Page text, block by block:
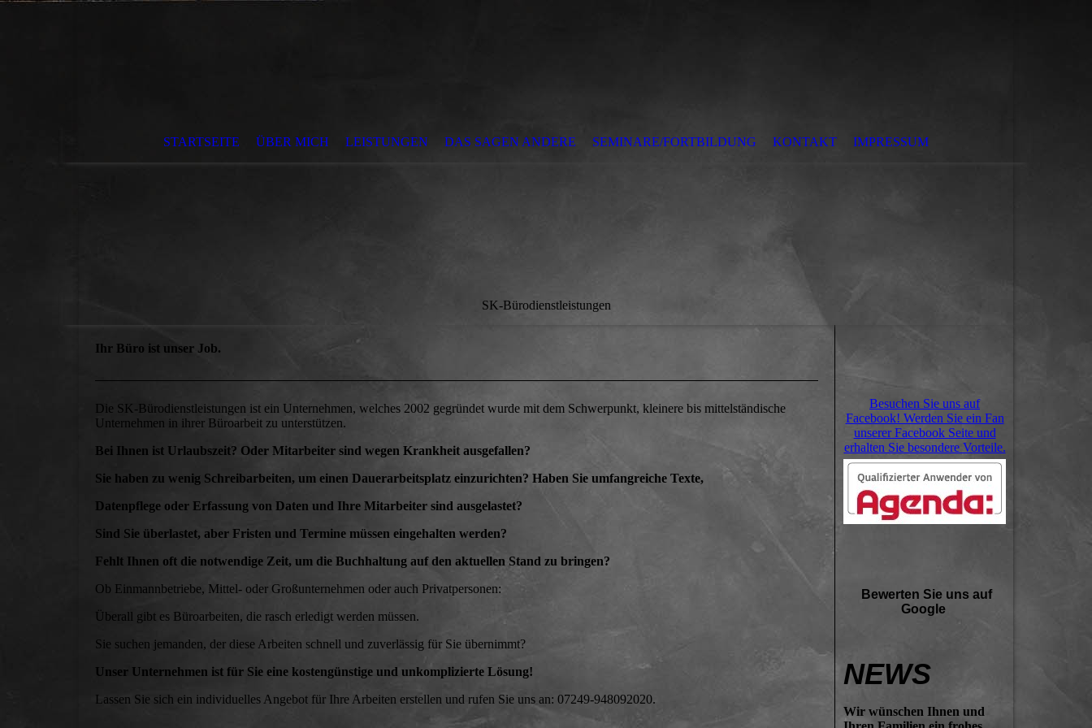
STARTSEITE ÜBER MICH LEISTUNGEN DAS SAGEN ANDERE SEMINARE/FORTBILDUNG KONTAKT IMPRESSUM
SK-Bürodienstleistungen
Ihr Büro ist unser Job.
Die SK-Bürodienstleistungen ist ein Unternehmen, welches 2002 gegründet wurde mit dem Schwerpunkt, kleinere bis mittelständische
Unternehmen in ihrer Büroarbeit zu unterstützen.
Bei Ihnen ist Urlaubszeit? Oder Mitarbeiter sind wegen Krankheit ausgefallen?
Sie haben zu wenig Schreibarbeiten, um einen Dauerarbeitsplatz einzurichten? Haben Sie umfangreiche Texte,
Datenpflege oder Erfassung von Daten und Ihre Mitarbeiter sind ausgelastet?
Sind Sie überlastet, aber Fristen und Termine müssen eingehalten werden?
Fehlt Ihnen oft die notwendige Zeit, um die Buchhaltung auf den aktuellen Stand zu bringen?
Ob Einmannbetriebe, Mittel- oder Großunternehmen oder auch Privatpersonen:
Überall gibt es Büroarbeiten, die rasch erledigt werden müssen.
Sie suchen jemanden, der diese Arbeiten schnell und zuverlässig für Sie übernimmt?
Unser Unternehmen ist für Sie eine kostengünstige und unkomplizierte Lösung!
Lassen Sie sich ein individuelles Angebot für Ihre Arbeiten erstellen und rufen Sie uns an: 07249-948092020.
Besuchen Sie uns auf
Facebook! Werden Sie ein Fan
unserer Facebook Seite und
erhalten Sie besondere Vorteile.
Bewerten Sie uns auf
Google
NEWS
Wir wünschen Ihnen und